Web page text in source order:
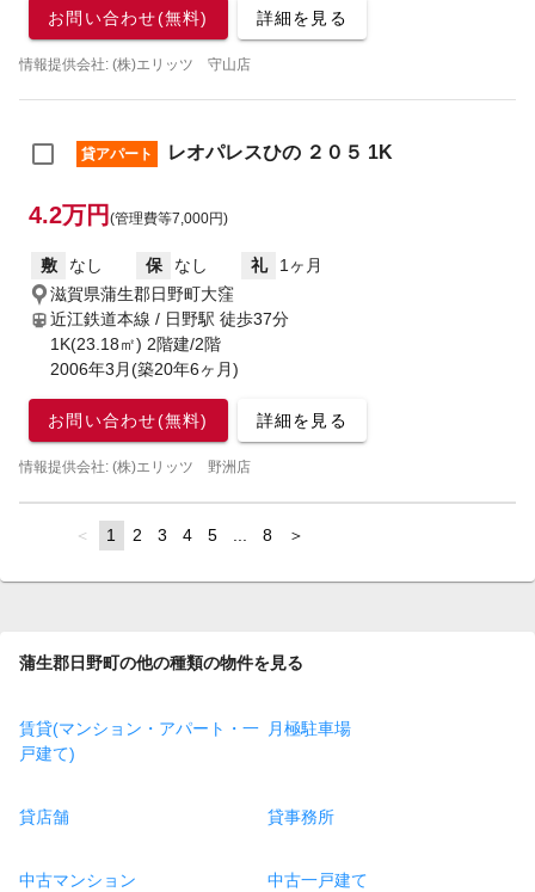
お問い合わせ(無料) 詳細を見る
情報提供会社: (株)エリッツ 守山店
貸アパート レオパレスひの ２０５ 1K
4.2万円 (管理費等7,000円)
敷 なし 保 なし 礼
1ヶ月
滋賀県蒲生郡日野町大窪
近江鉄道本線 / 日野駅 徒歩37分
1K(23.18㎡) 2階建/2階
2006年3月(築20年6ヶ月)
お問い合わせ(無料) 詳細を見る
情報提供会社: (株)エリッツ 野洲店
page
You're
page
1 page
2 page
3 page
4 page
5 pagepage
8 page
蒲生郡日野町の他の種類の物件を見る
賃貸(マンション・アパート・一
戸建て)
月極駐車場
貸店舗 貸事務所
中古マンション 中古一戸建て